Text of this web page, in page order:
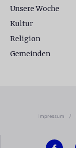
Unsere Woche
Kultur
Religion
Gemeinden
Impressum
/